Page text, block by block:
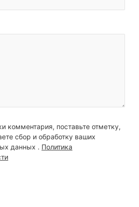
комментария, поставьте отметку,
сбор и обработку ваших
данных . Политика